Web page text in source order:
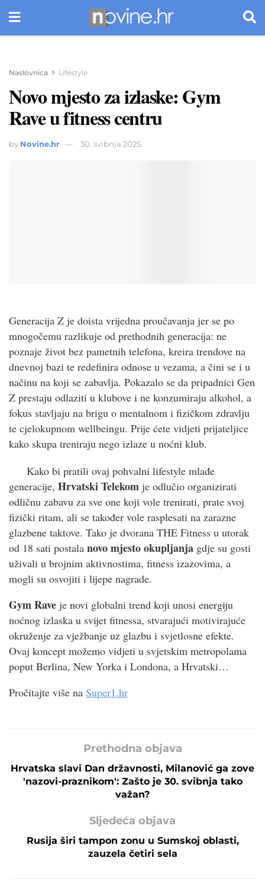
Naslovnica Lifestyle
Novo mjesto za izlaske: Gym
Rave u fitness centru
by Novine.hr 30. svibnja 2025.
Generacija Z je doista vrijedna proučavanja jer se po
mnogočemu razlikuje od prethodnih generacija: ne
poznaje život bez pametnih telefona, kreira trendove na
dnevnoj bazi te redefinira odnose u vezama, a čini se i u
načinu na koji se zabavlja. Pokazalo se da pripadnici Gen
Z prestaju odlaziti u klubove i ne konzumiraju alkohol, a
fokus stavljaju na brigu o mentalnom i fizičkom zdravlju
te cjelokupnom wellbeingu. Prije ćete vidjeti prijateljice
kako skupa treniraju nego izlaze u noćni klub.
Kako bi pratili ovaj pohvalni lifestyle mlađe
generacije, Hrvatski Telekom je odlučio organizirati
odličnu zabavu za sve one koji vole trenirati, prate svoj
fizički ritam, ali se također vole rasplesati na zarazne
glazbene taktove. Tako je dvorana THE Fitness u utorak
od 18 sati postala novo mjesto okupljanja gdje su gosti
uživali u brojnim aktivnostima, fitness izazovima, a
mogli su osvojiti i lijepe nagrade.
Gym Rave je novi globalni trend koji unosi energiju
noćnog izlaska u svijet fitnessa, stvarajući motivirajuće
okruženje za vježbanje uz glazbu i svjetlosne efekte.
Ovaj koncept možemo vidjeti u svjetskim metropolama
poput Berlina, New Yorka i Londona, a Hrvatski…
Pročitajte više na Super1.hr
Prethodna objava
Hrvatska slavi Dan državnosti, Milanović ga zove
'nazovi-praznikom': Zašto je 30. svibnja tako
važan?
Sljedeća objava
Rusija širi tampon zonu u Sumskoj oblasti,
zauzela četiri sela